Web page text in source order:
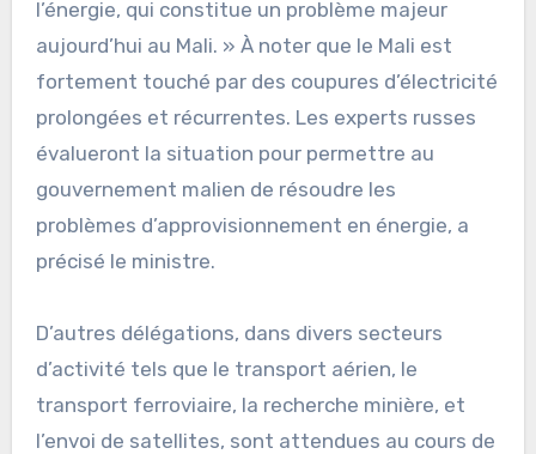
l’énergie, qui constitue un problème majeur
aujourd’hui au Mali. » À noter que le Mali est
fortement touché par des coupures d’électricité
prolongées et récurrentes. Les experts russes
évalueront la situation pour permettre au
gouvernement malien de résoudre les
problèmes d’approvisionnement en énergie, a
précisé le ministre.
D’autres délégations, dans divers secteurs
d’activité tels que le transport aérien, le
transport ferroviaire, la recherche minière, et
l’envoi de satellites, sont attendues au cours de